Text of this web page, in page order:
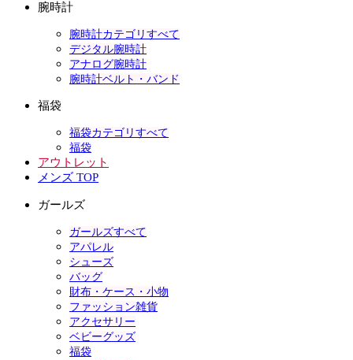
腕時計
腕時計カテゴリすべて
デジタル腕時計
アナログ腕時計
腕時計ベルト・バンド
福袋
福袋カテゴリすべて
福袋
アウトレット
メンズ TOP
ガールズ
ガールズすべて
アパレル
シューズ
バッグ
財布・ケース・小物
ファッション雑貨
アクセサリー
ベビーグッズ
福袋